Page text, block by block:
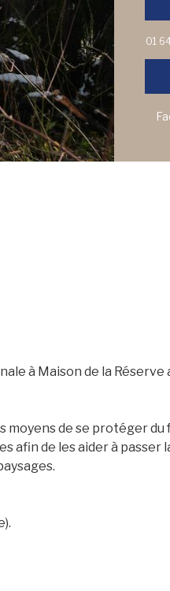
01
à Maison de la
de se protéger du
afin de les aider à